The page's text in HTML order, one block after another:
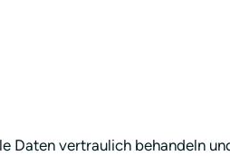
vertraulich behandeln